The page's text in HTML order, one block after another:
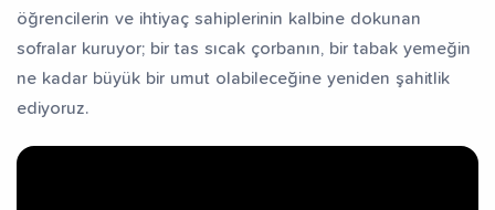
öğrencilerin ve ihtiyaç sahiplerinin kalbine dokunan
sofralar kuruyor; bir tas sıcak çorbanın, bir tabak yemeğin
ne kadar büyük bir umut olabileceğine yeniden şahitlik
ediyoruz.